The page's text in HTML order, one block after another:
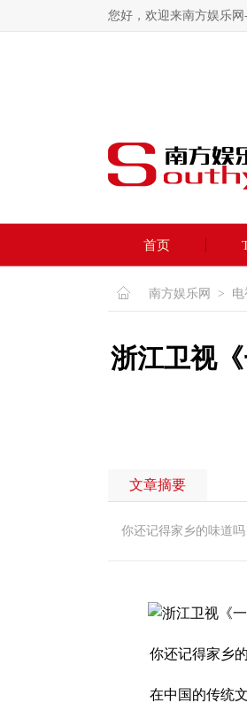
您好，欢迎来南方娱乐网
首页
南方娱乐网 > 电
浙江卫视
文章摘要
你还记得家乡的味道
你还记得家乡的
在中国的传统文